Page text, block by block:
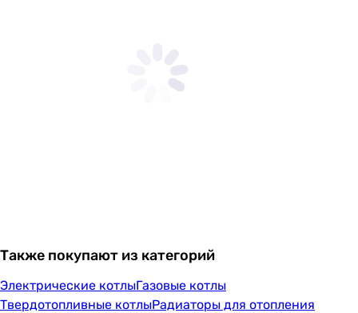
Также покупают из категорий
Электрические котлыГазовые котлы
Твердотопливные котлыРадиаторы для отопления